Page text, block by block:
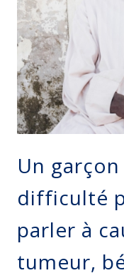
Un
difficulté
parler à
tumeur,